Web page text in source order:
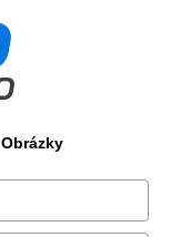
Obrázky